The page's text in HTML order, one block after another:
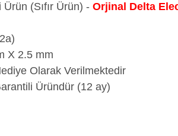
Ürün (Sıfır Ürün) - Orjinal Delta
X 2.5 mm
Olarak Verilmektedir
Üründür (12 ay)